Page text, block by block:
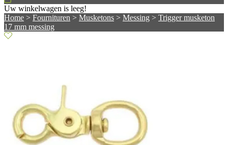
Uw winkelwagen is leeg!
Home > Fournituren > Musketons > Messing > Trigger musketon
17 mm messing